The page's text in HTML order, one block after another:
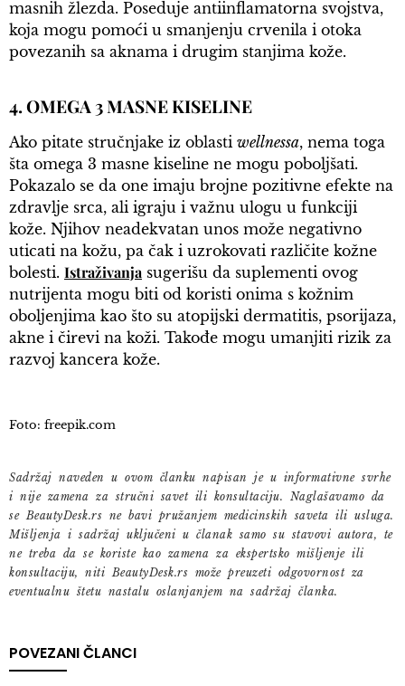
masnih žlezda. Poseduje antiinflamatorna svojstva,
koja mogu pomoći u smanjenju crvenila i otoka
povezanih sa aknama i drugim stanjima kože.
4. OMEGA 3 MASNE KISELINE
Ako pitate stručnjake iz oblasti wellnessa, nema toga
šta omega 3 masne kiseline ne mogu poboljšati.
Pokazalo se da one imaju brojne pozitivne efekte na
zdravlje srca, ali igraju i važnu ulogu u funkciji
kože. Njihov neadekvatan unos može negativno
uticati na kožu, pa čak i uzrokovati različite kožne
bolesti. Istraživanja sugerišu da suplementi ovog
nutrijenta mogu biti od koristi onima s kožnim
oboljenjima kao što su atopijski dermatitis, psorijaza,
akne i čirevi na koži. Takođe mogu umanjiti rizik za
razvoj kancera kože.
Foto: freepik.com
Sadržaj naveden u ovom članku napisan je u informativne svrhe
i nije zamena za stručni savet ili konsultaciju. Naglašavamo da
se BeautyDesk.rs ne bavi pružanjem medicinskih saveta ili usluga.
Mišljenja i sadržaj uključeni u članak samo su stavovi autora, te
ne treba da se koriste kao zamena za ekspertsko mišljenje ili
konsultaciju, niti BeautyDesk.rs može preuzeti odgovornost za
eventualnu štetu nastalu oslanjanjem na sadržaj članka.
POVEZANI ČLANCI